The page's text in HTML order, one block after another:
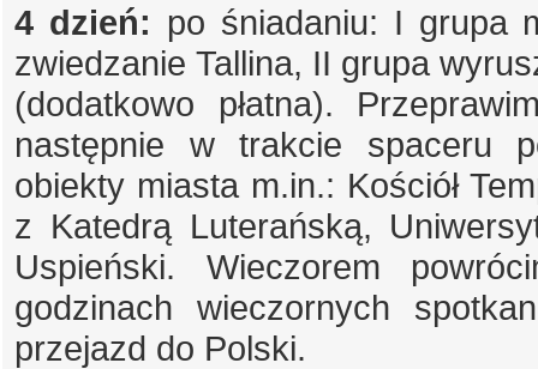
4 dzień: po śniadaniu: I grupa
zwiedzanie Tallina, II grupa
(dodatkowo płatna).
następnie w trakcie spaceru
obiekty miasta m.in.: Kościół
z Katedrą Luterańską,
Uspieński. Wieczorem
godzinach wieczornych
przejazd do Polski.